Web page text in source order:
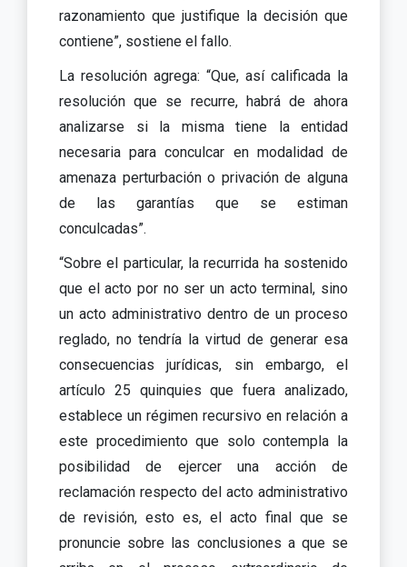
razonamiento que justifique la decisión que
contiene”, sostiene el fallo.
La resolución agrega: “Que, así calificada la
resolución que se recurre, habrá de ahora
analizarse si la misma tiene la entidad
necesaria para conculcar en modalidad de
amenaza perturbación o privación de alguna
de las garantías que se estiman
conculcadas”.
“Sobre el particular, la recurrida ha sostenido
que el acto por no ser un acto terminal, sino
un acto administrativo dentro de un proceso
reglado, no tendría la virtud de generar esa
consecuencias jurídicas, sin embargo, el
artículo 25 quinquies que fuera analizado,
establece un régimen recursivo en relación a
este procedimiento que solo contempla la
posibilidad de ejercer una acción de
reclamación respecto del acto administrativo
de revisión, esto es, el acto final que se
pronuncie sobre las conclusiones a que se